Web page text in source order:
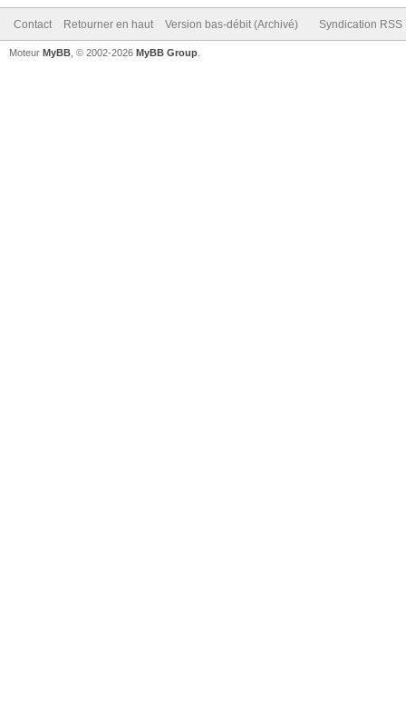
Contact Retourner en haut Version bas-débit (Archivé) Syndication RSS
Moteur MyBB , © 2002-2026 MyBB Group